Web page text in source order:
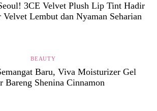
3CE Velvet Plush Lip Tint Hadir
Velvet Lembut dan Nyaman Seharian
BEAUTY
Baru, Viva Moisturizer Gel
Bareng Shenina Cinnamon